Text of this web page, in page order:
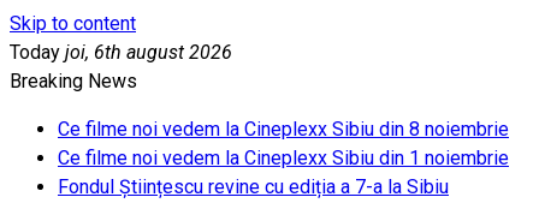
Skip to content
Today joi, 6th august 2026
Breaking News
Ce filme noi vedem la Cineplexx Sibiu din 8 noiembrie
Ce filme noi vedem la Cineplexx Sibiu din 1 noiembrie
Fondul Științescu revine cu ediția a 7-a la Sibiu